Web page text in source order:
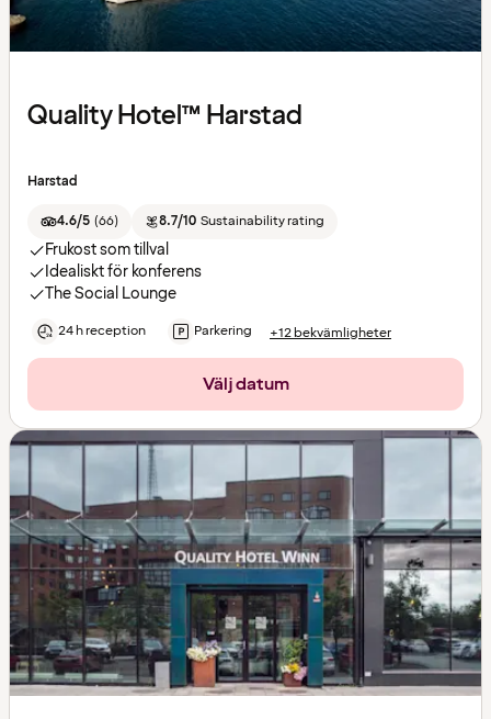
Quality Hotel™ Harstad
Harstad
4.6/5 (66) 8.7/10 Sustainability rating
Frukost som tillval
Idealiskt för konferens
The Social Lounge
24 h reception Parkering +12 bekvämligheter
Välj datum